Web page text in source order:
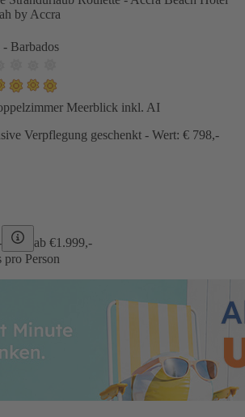
by Accra
Barbados
Meerblick inkl. AI
Verpflegung geschenkt - Wert: € 798,-
ab €1.999,-
pro Person